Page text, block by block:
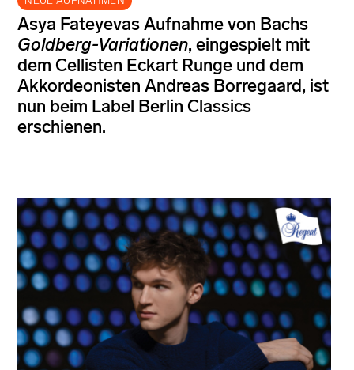
Asya Fateyevas Aufnahme von Bachs
Goldberg-Variationen, eingespielt mit
dem Cellisten Eckart Runge und dem
Akkordeonisten Andreas Borregaard, ist
nun beim Label Berlin Classics
erschienen.